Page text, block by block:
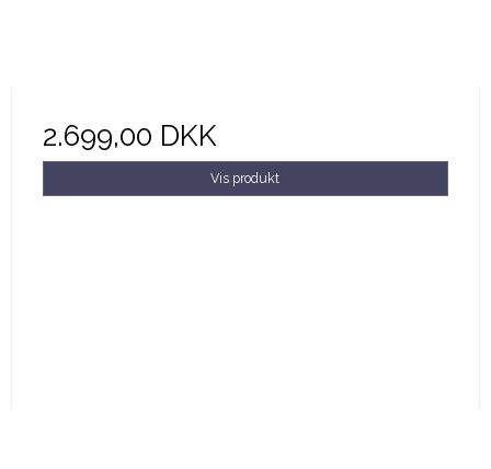
2.699,00 DKK
Vis produkt